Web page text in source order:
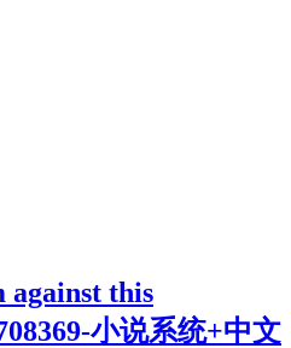
this
小说系统+中文